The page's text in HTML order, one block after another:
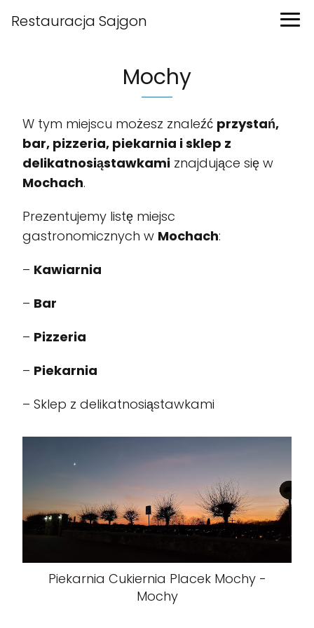
Restauracja Sajgon
Mochy
W tym miejscu możesz znaleźć przystań,
bar, pizzeria, piekarnia i sklep z
delikatnosiąstawkami znajdujące się w
Mochach.
Prezentujemy listę miejsc
gastronomicznych w Mochach:
– Kawiarnia
– Bar
– Pizzeria
– Piekarnia
– Sklep z delikatnosiąstawkami
Piekarnia Cukiernia Placek Mochy -
Mochy